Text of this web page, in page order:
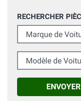
RECHERCHER
Marque de Voiture
Modèle de Voiture
ENVOYER